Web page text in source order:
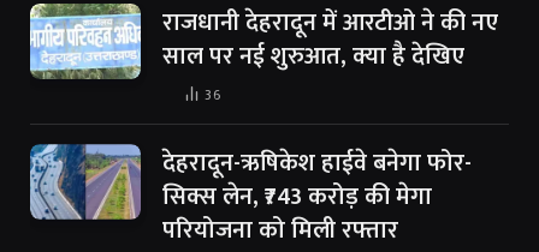
राजधानी देहरादून में आरटीओ ने की नए
साल पर नई शुरुआत, क्या है देखिए
36
देहरादून-ऋषिकेश हाईवे बनेगा फोर-
सिक्स लेन, ₹743 करोड़ की मेगा
परियोजना को मिली रफ्तार